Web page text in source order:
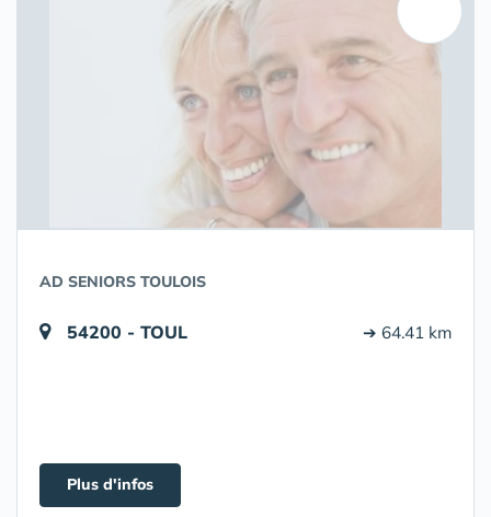
AD SENIORS TOULOIS
54200 - TOUL ➔ 64.41 km
Plus d'infos